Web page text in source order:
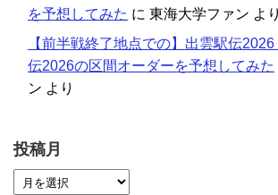
を予想してみた に 東海大学ファン より
【前半戦終了地点での】出雲駅伝
伝2026の区間オーダーを予想してみた
ン より
投稿月